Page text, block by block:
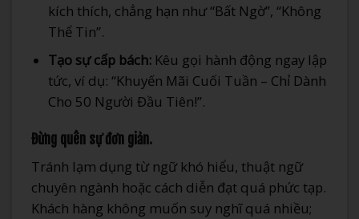
kích thích, chẳng hạn như “Bất Ngờ”, “Không
Thể Tin”.
Tạo sự cấp bách:Kêu gọi hành động ngay lập
tức, ví dụ: “Khuyến Mãi Cuối Tuần – Chỉ Dành
Cho 50 Người Đầu Tiên!”.
Đừng quên sự đơn giản.
Tránh lạm dụng từ ngữ khó hiểu, thuật ngữ
chuyên ngành hoặc cách diễn đạt quá phức tạp.
Khách hàng không muốn suy nghĩ quá nhiều;